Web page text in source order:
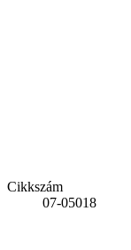
Cikkszám
07-05018